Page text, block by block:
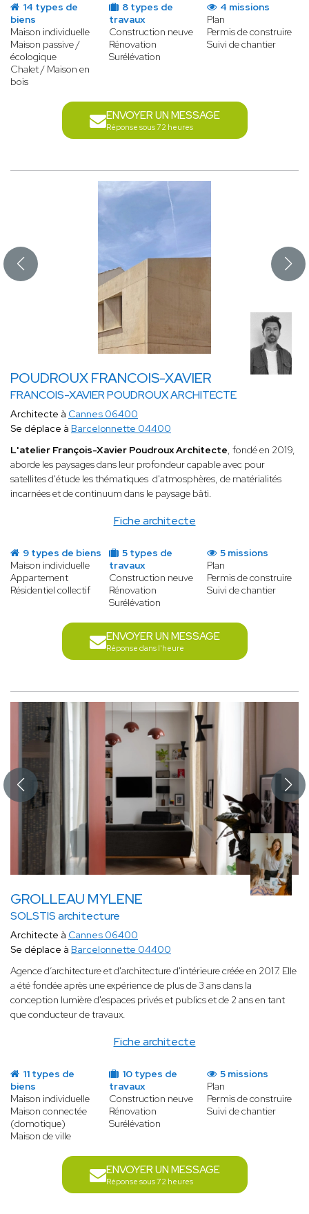
14 types de
biens
Maison individuelle
Maison passive /
écologique
Chalet / Maison en
bois
8 types de
travaux
Construction neuve
Rénovation
Surélévation
4 missions
Plan
Permis de construire
Suivi de chantier
ENVOYER UN MESSAGE
Réponse sous 72 heures
POUDROUX FRANCOIS-XAVIER
FRANCOIS-XAVIER POUDROUX ARCHITECTE
Fiche architecte
Architecte à Cannes 06400
Se déplace à Barcelonnette 04400
L'atelier François-Xavier Poudroux Architecte, fondé en 2019,
aborde les paysages dans leur profondeur capable avec pour
satellites d'étude les thématiques d'atmosphères, de matérialités
incarnées et de continuum dans le paysage bâti.
9 types de biens
Maison individuelle
Appartement
Résidentiel collectif
5 types de
travaux
Construction neuve
Rénovation
Surélévation
5 missions
Plan
Permis de construire
Suivi de chantier
ENVOYER UN MESSAGE
Réponse dans l'heure
GROLLEAU MYLENE
SOLSTIS architecture
Fiche architecte
Architecte à Cannes 06400
Se déplace à Barcelonnette 04400
Agence d’architecture et d'architecture d'intérieure créée en 2017. Elle
a été fondée après une expérience de plus de 3 ans dans la
conception lumière d'espaces privés et publics et de 2 ans en tant
que conducteur de travaux.
11 types de
biens
Maison individuelle
Maison connectée
(domotique)
Maison de ville
10 types de
travaux
Construction neuve
Rénovation
Surélévation
5 missions
Plan
Permis de construire
Suivi de chantier
ENVOYER UN MESSAGE
Réponse sous 72 heures